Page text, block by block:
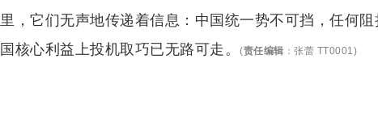
里，它们无声地传递着信息：中国统一势不可挡，任何
国核心利益上投机取巧已无路可走。
(责任编辑 ： 张蕾 TT0001)